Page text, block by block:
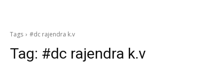
Tags #dc rajendra k.v
Tag: #dc rajendra k.v